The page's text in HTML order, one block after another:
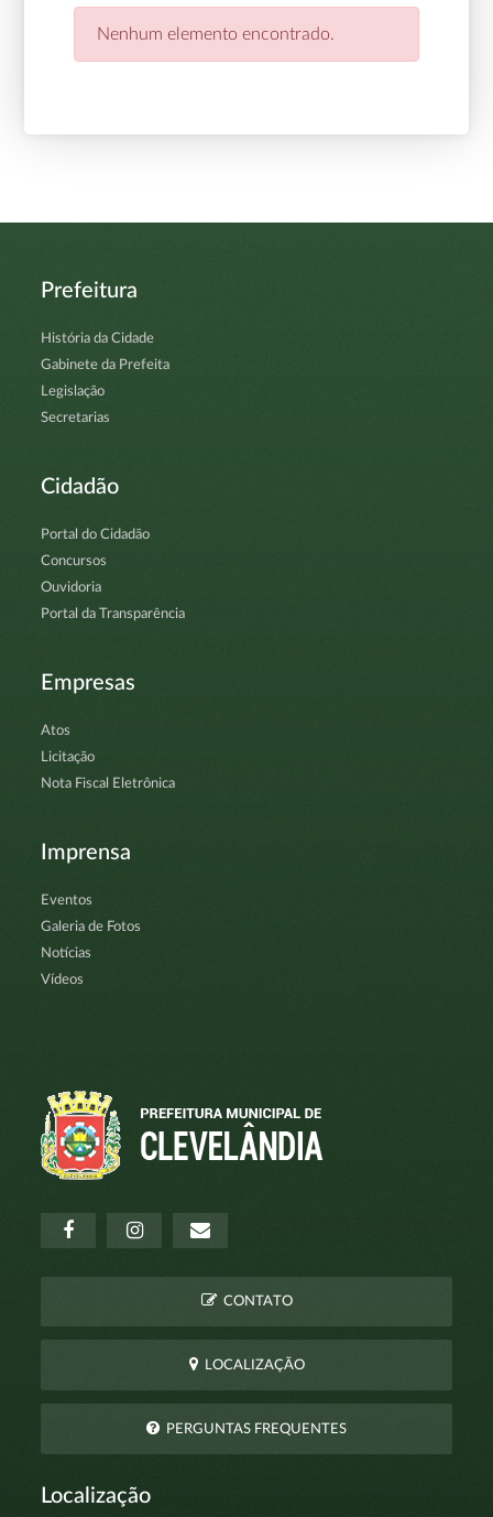
Nenhum elemento encontrado.
Prefeitura
História da Cidade
Gabinete da Prefeita
Legislação
Secretarias
Cidadão
Portal do Cidadão
Concursos
Ouvidoria
Portal da Transparência
Empresas
Atos
Licitação
Nota Fiscal Eletrônica
Imprensa
Eventos
Galeria de Fotos
Notícias
Vídeos
CONTATO
LOCALIZAÇÃO
PERGUNTAS FREQUENTES
Localização